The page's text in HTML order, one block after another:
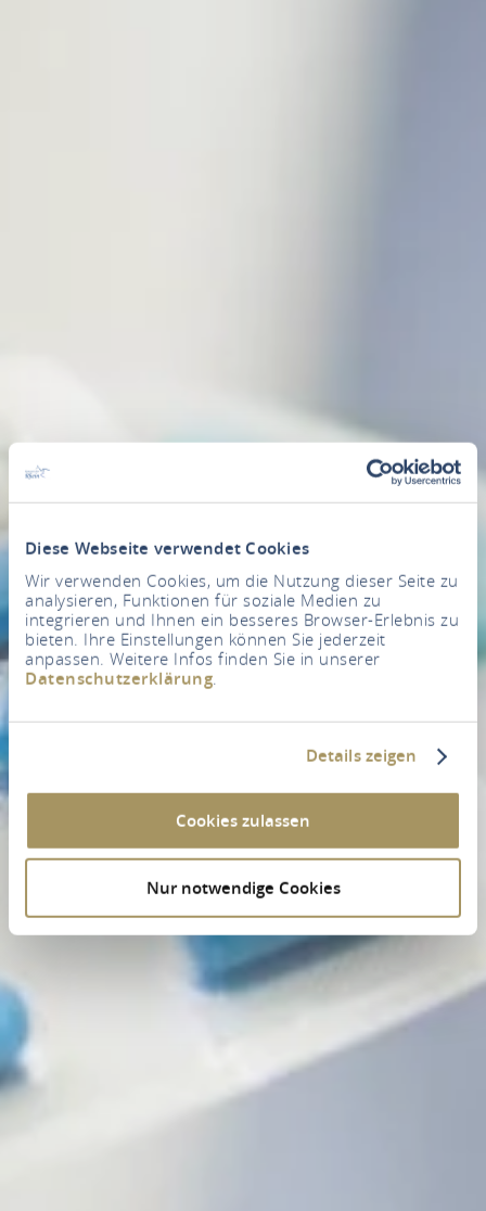
Diese Webseite verwendet Cookies
Wir verwenden Cookies, um die Nutzung dieser Seite zu
analysieren, Funktionen für soziale Medien zu
integrieren und Ihnen ein besseres Browser-Erlebnis zu
bieten. Ihre Einstellungen können Sie jederzeit
anpassen. Weitere Infos finden Sie in unserer
Datenschutzerklärung.
Details zeigen
Cookies zulassen
Nur notwendige Cookies